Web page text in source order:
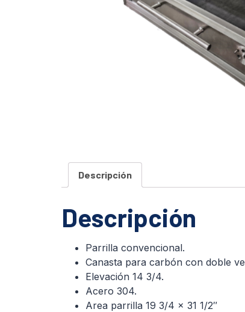
Descripción
Descripción
Parrilla convencional.
Canasta para carbón con doble
Elevación 14 3/4.
Acero 304.
Area parrilla 19 3/4 x 31 1/2″